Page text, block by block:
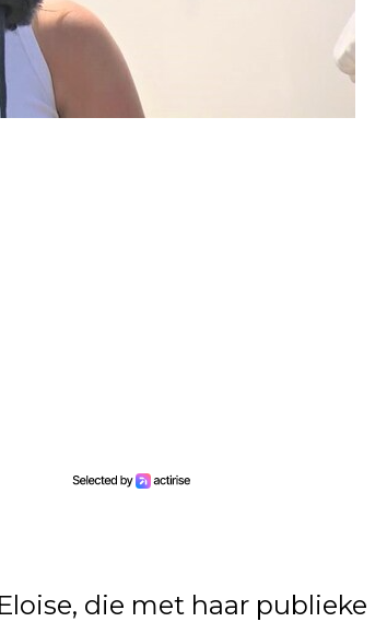
die met haar publieke